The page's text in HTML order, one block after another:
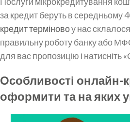
за кредит беруть в середньому
кредит терміновоу нас
правильну роботу банку або
для вас пропозицію і натисніть
Особливості онлайн-
оформити та на яких